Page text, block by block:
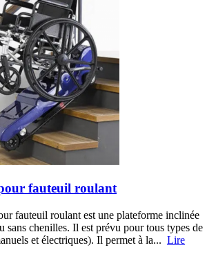
fauteuil roulant
fauteuil roulant est une plateforme inclinée
sans chenilles. Il est prévu pour tous types de
et électriques). Il permet à la... Lire